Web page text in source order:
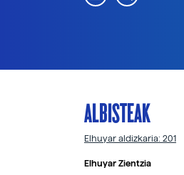
ALBISTEAK
Elhuyar aldizkaria: 201
Elhuyar Zientzia